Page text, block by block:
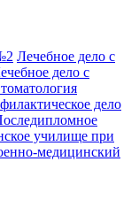
Лечебное дело с
дело с
дело
училище при
медицинский